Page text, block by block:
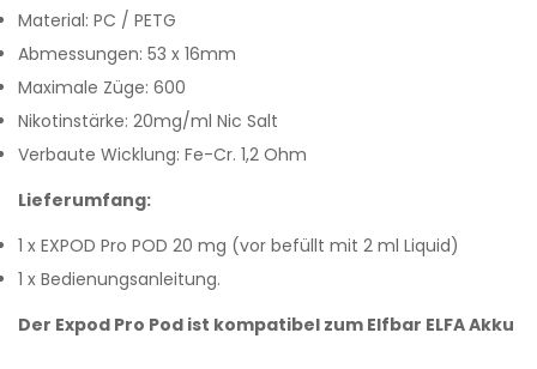
Material: PC / PETG
Abmessungen: 53 x 16mm
Maximale Züge: 600
Nikotinstärke: 20mg/ml Nic Salt
Verbaute Wicklung: Fe-Cr. 1,2 Ohm
Lieferumfang:
1 x EXPOD Pro POD 20 mg (vor befüllt mit 2 ml Liquid)
1 x Bedienungsanleitung.
Der Expod Pro Pod ist kompatibel zum Elfbar ELFA Akku